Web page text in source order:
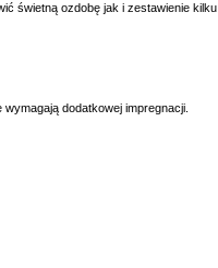
świetną ozdobę jak i zestawienie kilku
dodatkowej impregnacji.